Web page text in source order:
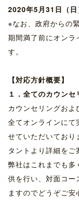
2020年5月31日（
※なお、政府からの
期間満了前にオンラ
す。
【対応方針概要】
１．全てのカウンセ
カウンセリングおよ
全てオンラインにて
せていただいており
タントより詳細をご
弊社はこれまでも多
供を行い、対面コー
ますのでどうぞご安